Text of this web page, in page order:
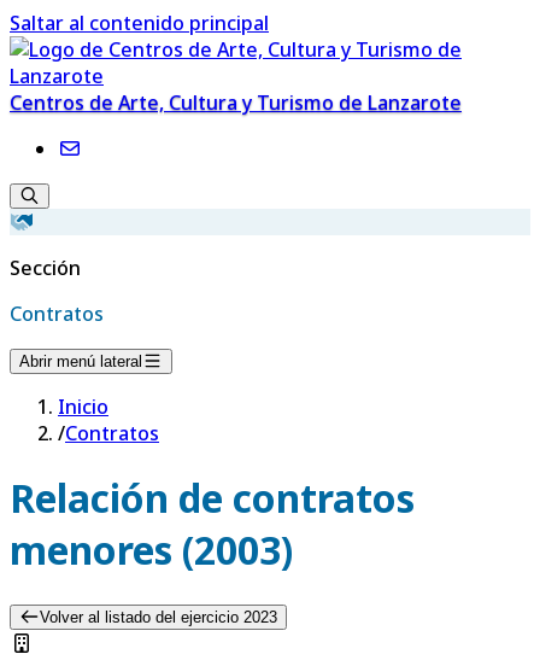
Saltar al contenido principal
Centros de Arte, Cultura y Turismo de Lanzarote
Sección
Contratos
Abrir menú lateral
Inicio
/Contratos
Relación de contratos
menores (2003)
Volver al listado del ejercicio 2023